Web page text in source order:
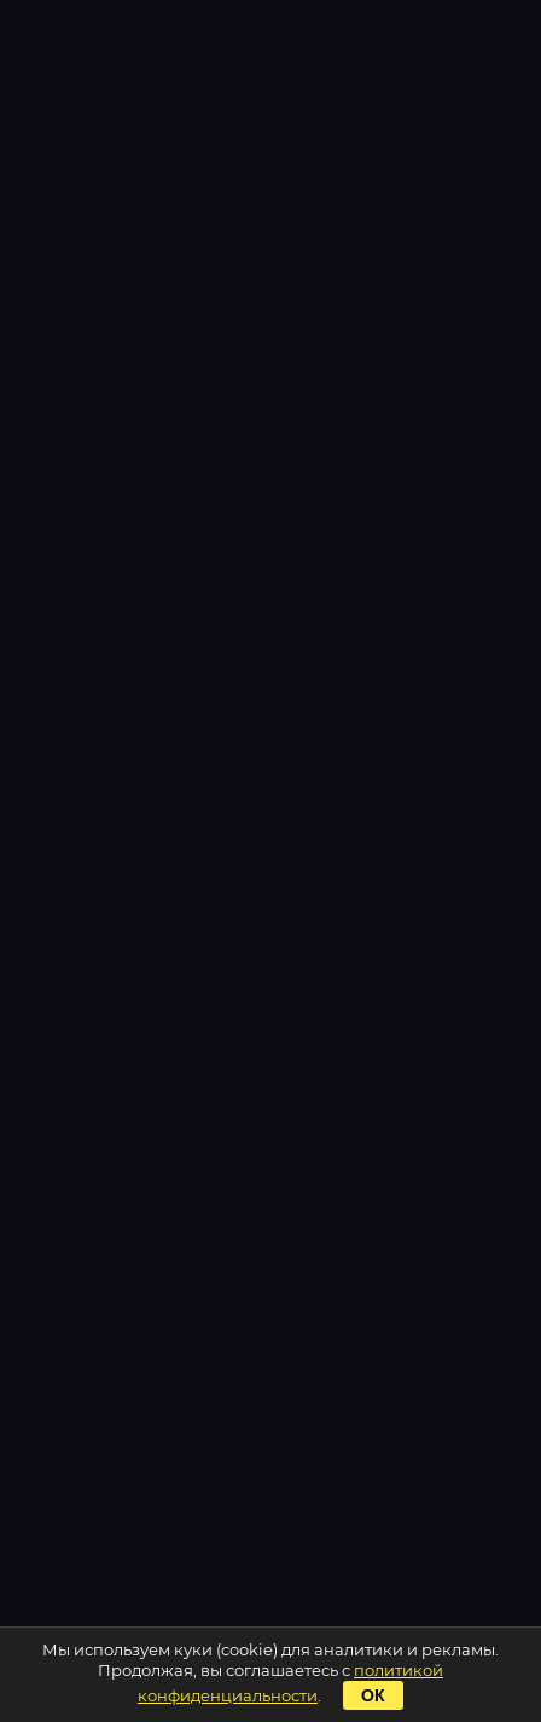
Мы используем куки (cookie) для аналитики и рекламы.
Продолжая, вы соглашаетесь с политикой
конфиденциальности
ОК